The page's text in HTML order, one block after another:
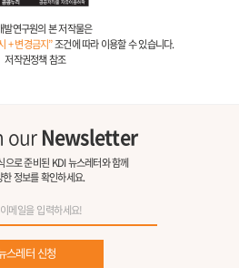
발연구원의 본 저작물은
+ 변경금지”조건에 따라 이용할 수 있습니다.
저작권정책 참조
ourNewsletter
으로 준비된 KDI 뉴스레터와 함께
한 정보를 확인하세요.
스레터 신청